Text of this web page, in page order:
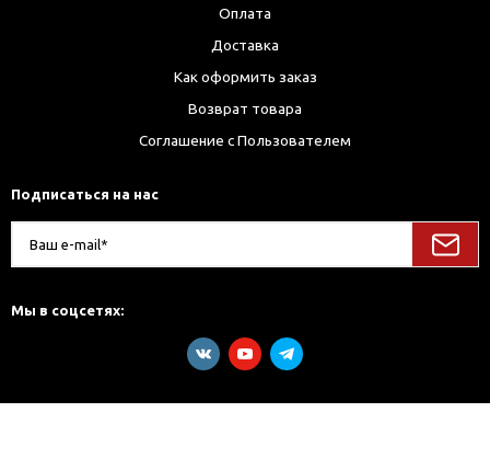
Оплата
Доставка
Как оформить заказ
Возврат товара
Соглашение с Пользователем
Подписаться на нас
Мы в соцсетях: